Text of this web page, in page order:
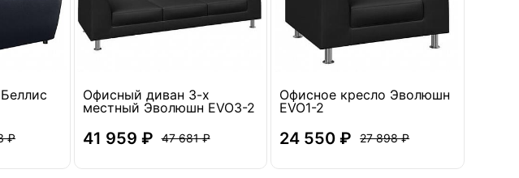
₽
Офисный диван 3-х
местный Эволюшн EVO3-2
41 959 ₽ 47 681 ₽
Офисное кресло Эволюшн
EVO1-2
24 550 ₽ 27 898 ₽